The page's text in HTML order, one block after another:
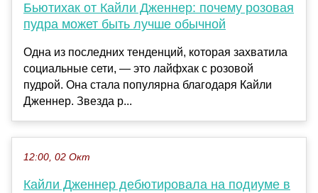
Бьютихак от Кайли Дженнер: почему розовая
пудра может быть лучше обычной
Одна из последних тенденций, которая захватила
социальные сети, — это лайфхак с розовой
пудрой. Она стала популярна благодаря Кайли
Дженнер. Звезда р...
12:00, 02 Окт
Кайли Дженнер дебютировала на подиуме в